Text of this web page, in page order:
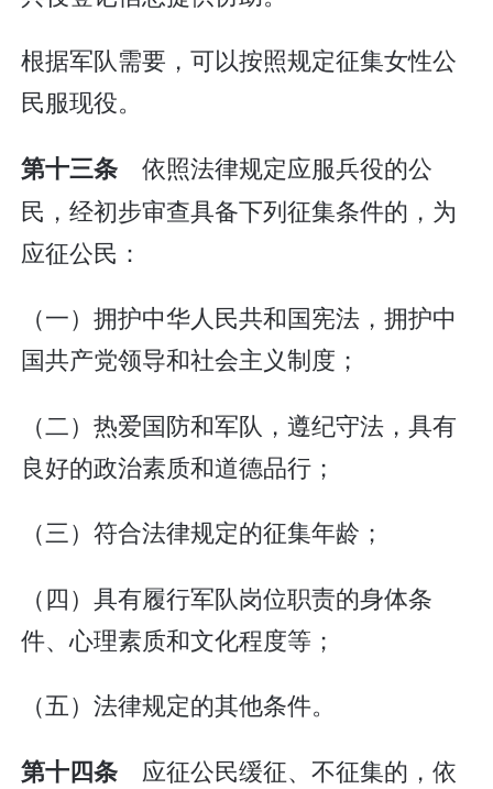
根据军队需要，可以按照规定征集女性公
民服现役。
第十三条 依照法律规定应服兵役的公
民，经初步审查具备下列征集条件的，为
应征公民：
（一）拥护中华人民共和国宪法，拥护中
国共产党领导和社会主义制度；
（二）热爱国防和军队，遵纪守法，具有
良好的政治素质和道德品行；
（三）符合法律规定的征集年龄；
（四）具有履行军队岗位职责的身体条
件、心理素质和文化程度等；
（五）法律规定的其他条件。
第十四条 应征公民缓征、不征集的，依